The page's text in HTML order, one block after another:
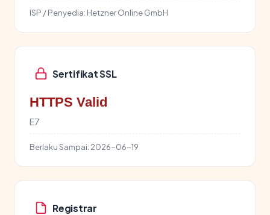
ISP / Penyedia: Hetzner Online GmbH
Sertifikat SSL
HTTPS Valid
E7
Berlaku Sampai: 2026-06-19
Registrar